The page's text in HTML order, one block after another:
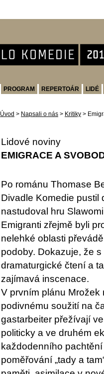
PROGRAM REPERTOÁR
LIDÉ
Úvod > Napsali o nás > Kritiky >
Lidové noviny
EMIGRACE A
Po románu Thomase
Divadle Komedie pustil
nastudoval hru
Emigranti zřejmě byli
nelehké oblasti
podoby. Dokazuje, že
dramaturgické čtení a
zajímavá inscenace.
V prvním plánu Mrožek
podivnému soužití na
gastarbeiter přežívají
politicky a ve druhém
každodenního
poměřování „tady a